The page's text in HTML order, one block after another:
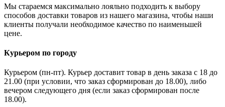
Мы стараемся максимально лояльно подходить к выбору
способов доставки товаров из нашего магазина, чтобы наши
клиенты получали необходимое качество по наименьшей
цене.
Курьером по городу
Курьером (пн-пт). Курьер доставит товар в день заказа с 18 до
21.00 (при условии, что заказ сформирован до 18.00), либо
вечером следующего дня (если заказ сформирован после
18.00).